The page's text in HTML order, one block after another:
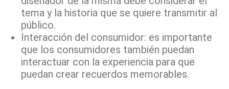
tema y la historia que se quiere transmitir al
público.
Interacción del consumidor: es importante
que los consumidores también puedan
interactuar con la experiencia para que
puedan crear recuerdos memorables.